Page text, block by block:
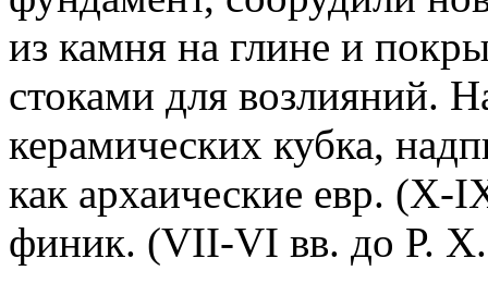
из камня на глине и
стоками для возлияний.
керамических кубка,
как архаические евр. (X-
финик. (VII-VI вв. до Р.